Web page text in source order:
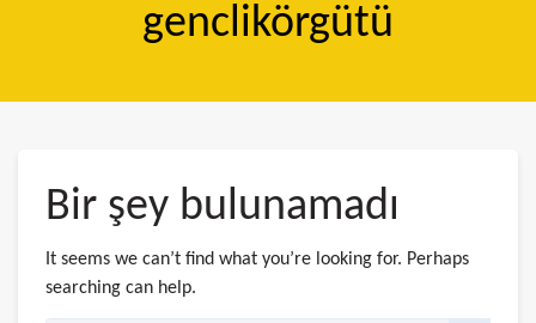
genclikörgütü
Bir şey bulunamadı
It seems we can’t find what you’re looking for. Perhaps
searching can help.